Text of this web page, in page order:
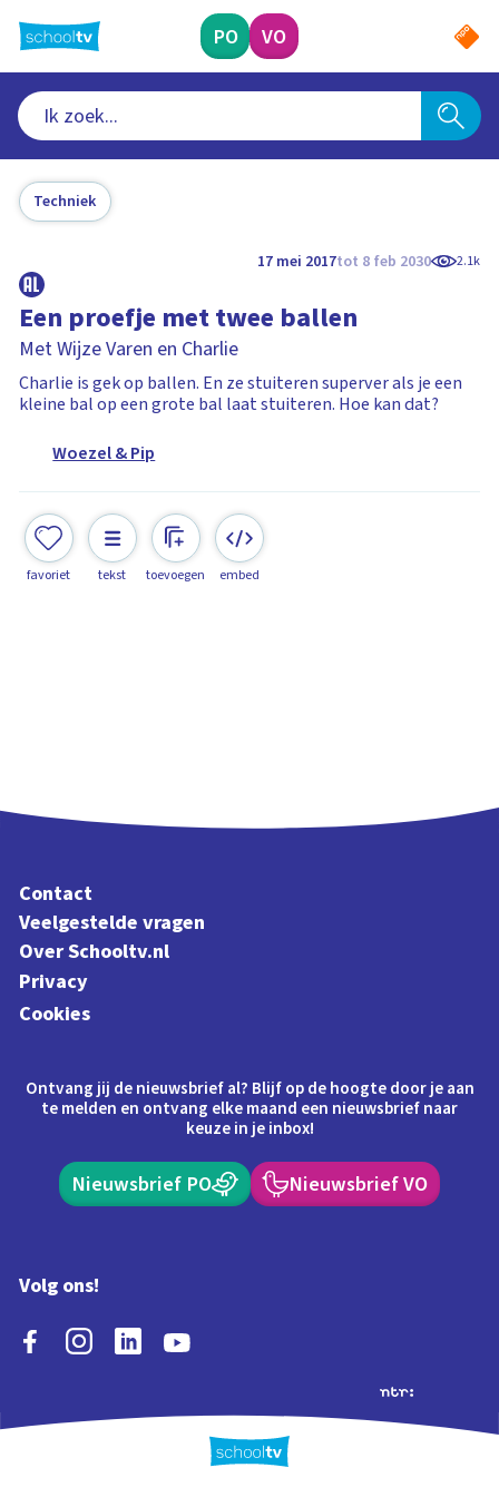
naar
hoofdinhoud
PO VO
Techniek
17 mei 2017tot 8 feb 2030 2.1k
Een proefje met twee ballen
Met Wijze Varen en Charlie
Charlie is gek op ballen. En ze stuiteren superver als je een
kleine bal op een grote bal laat stuiteren. Hoe kan dat?
Woezel & Pip
favoriet tekst toevoegen embed
Contact
Veelgestelde vragen
Over Schooltv.nl
Privacy
Cookies
Ontvang jij de nieuwsbrief al? Blijf op de hoogte door je aan
te melden en ontvang elke maand een nieuwsbrief naar
keuze in je inbox!
Nieuwsbrief PO Nieuwsbrief VO
Volg ons!